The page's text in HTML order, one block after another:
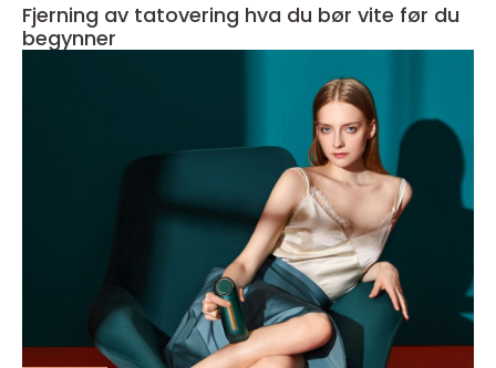
Fjerning av tatovering hva du bør vite før du
begynner